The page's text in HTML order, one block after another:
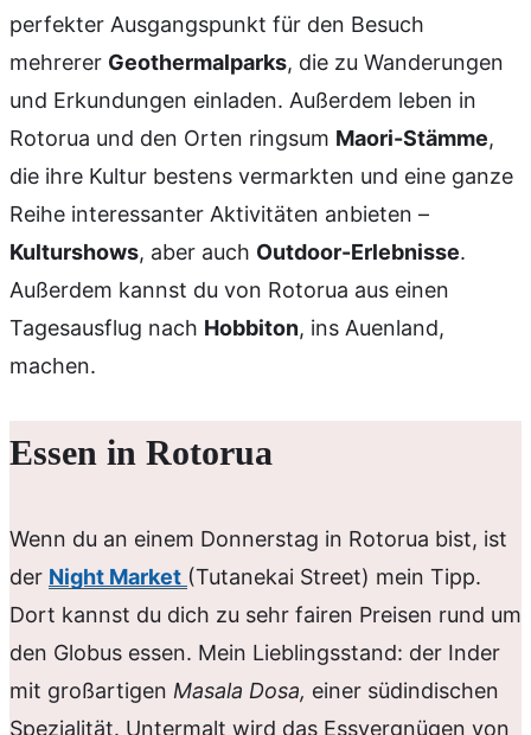
perfekter Ausgangspunkt für den Besuch
mehrerer Geothermalparks, die zu Wanderungen
und Erkundungen einladen. Außerdem leben in
Rotorua und den Orten ringsum Maori-Stämme,
die ihre Kultur bestens vermarkten und eine ganze
Reihe interessanter Aktivitäten anbieten –
Kulturshows, aber auch Outdoor-Erlebnisse.
Außerdem kannst du von Rotorua aus einen
Tagesausflug nach Hobbiton, ins Auenland,
machen.
Essen in Rotorua
Wenn du an einem Donnerstag in Rotorua bist, ist
der Night Market (Tutanekai Street) mein Tipp.
Dort kannst du dich zu sehr fairen Preisen rund um
den Globus essen. Mein Lieblingsstand: der Inder
mit großartigen Masala Dosa, einer südindischen
Spezialität. Untermalt wird das Essvergnügen von